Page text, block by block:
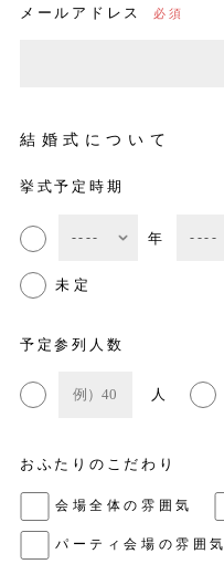
メールアドレス
結婚式について
挙式予定時期
年
未定
予定参列人数
人
おふたりのこだわり
会場全体の雰囲気
パーティ会場の雰囲気